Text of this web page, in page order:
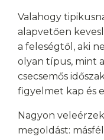
Valahogy
alapvetően
a feleségtől, aki
olyan típus, mint
csecsemős
figyelmet kap és
Nagyon
megoldást: